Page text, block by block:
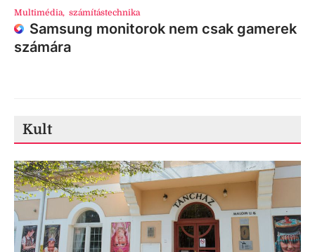
Multimédia, számítástechnika
Samsung monitorok nem csak gamerek
számára
Kult